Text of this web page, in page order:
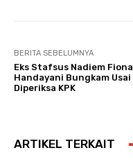
BERITA SEBELUMNYA
Eks Stafsus Nadiem Fiona
Handayani Bungkam Usai
Diperiksa KPK
ARTIKEL TERKAIT